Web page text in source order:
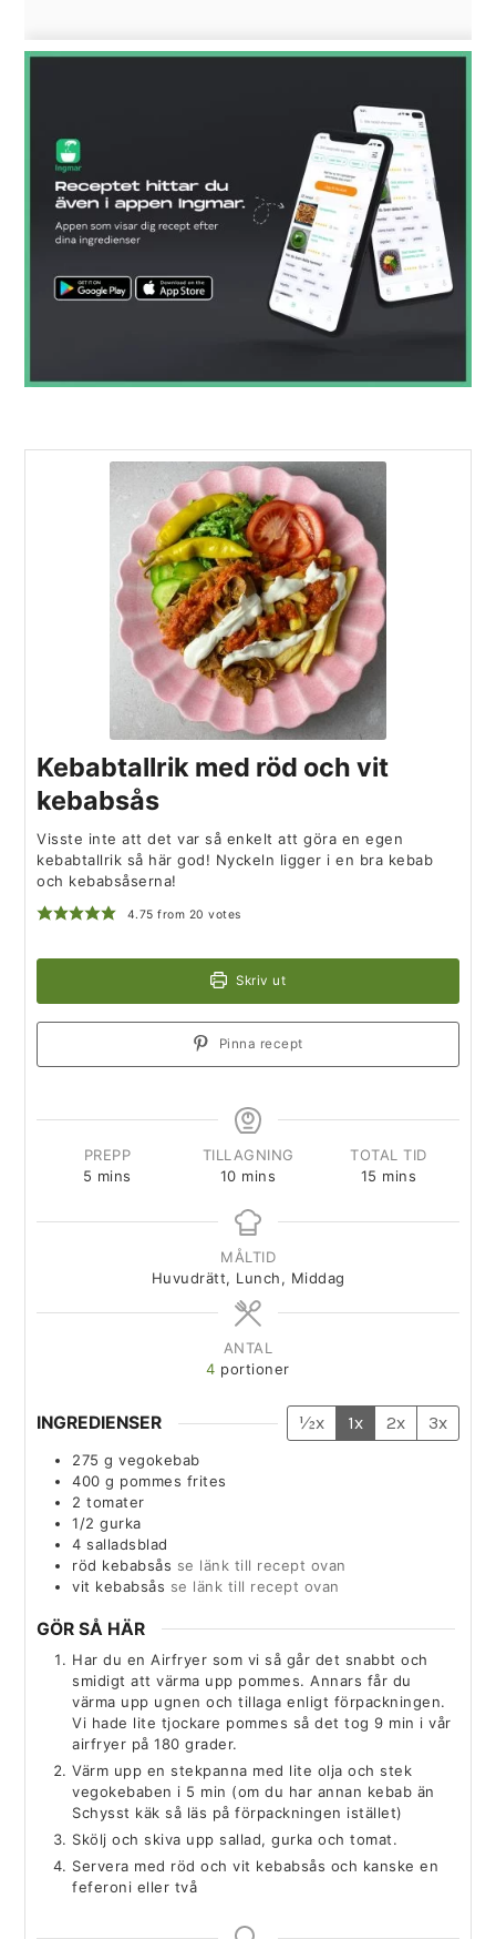
Kebabtallrik med röd och vit
kebabsås
Visste inte att det var så enkelt att göra en egen
kebabtallrik så här god! Nyckeln ligger i en bra kebab
och kebabsåserna!
4.75 from 20 votes
Skriv ut
Pinna recept
PREPP
5 mins
TILLAGNING
10 mins
TOTAL TID
15 mins
MÅLTID
Huvudrätt, Lunch, Middag
ANTAL
4 portioner
INGREDIENSER ½x 1x 2x 3x
275 g vegokebab
400 g pommes frites
2 tomater
1/2 gurka
4 salladsblad
röd kebabsås se länk till recept ovan
vit kebabsås se länk till recept ovan
GÖR SÅ HÄR
Har du en Airfryer som vi så går det snabbt och
smidigt att värma upp pommes. Annars får du
värma upp ugnen och tillaga enligt förpackningen.
Vi hade lite tjockare pommes så det tog 9 min i vår
airfryer på 180 grader.
Värm upp en stekpanna med lite olja och stek
vegokebaben i 5 min (om du har annan kebab än
Schysst käk så läs på förpackningen istället)
Skölj och skiva upp sallad, gurka och tomat.
Servera med röd och vit kebabsås och kanske en
feferoni eller två